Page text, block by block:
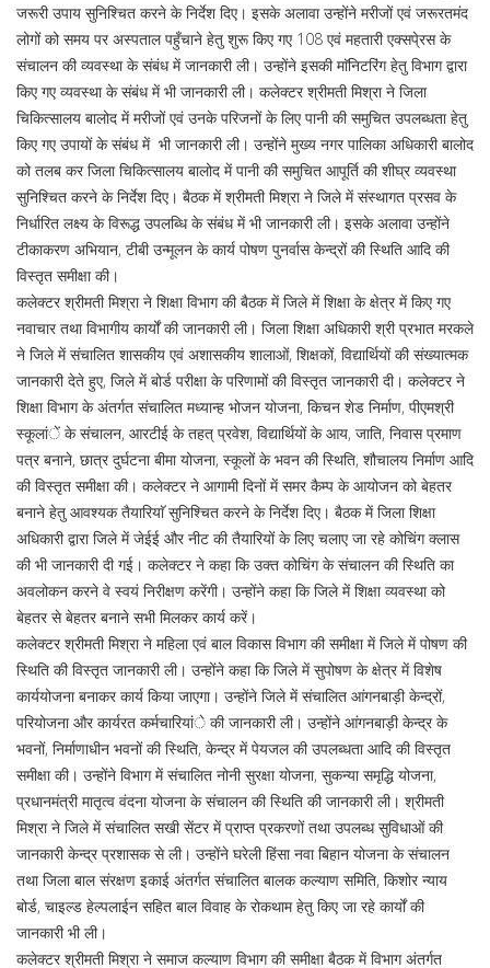
जरूरी उपाय सुनिश्चित करने के निर्देश दिए। इसके अलावा उन्होंने मरीजों एवं जरूरतमंद
लोगों को समय पर अस्पताल पहुँचाने हेतु शुरू किए गए 108 एवं महतारी एक्सपे्रस के
संचालन की व्यवस्था के संबंध में जानकारी ली। उन्होंने इसकी माॅनिटरिंग हेतु विभाग द्वारा
किए गए व्यवस्था के संबंध में भी जानकारी ली। कलेक्टर श्रीमती मिश्रा ने जिला
चिकित्सालय बालोद में मरीजों एवं उनके परिजनों के लिए पानी की समुचित उपलब्धता हेतु
किए गए उपायों के संबंध में भी जानकारी ली। उन्होंने मुख्य नगर पालिका अधिकारी बालोद
को तलब कर जिला चिकित्सालय बालोद में पानी की समुचित आपूर्ति की शीघ्र व्यवस्था
सुनिश्चित करने के निर्देश दिए। बैठक में श्रीमती मिश्रा ने जिले में संस्थागत प्रसव के
निर्धारित लक्ष्य के विरूद्ध उपलब्धि के संबंध में भी जानकारी ली। इसके अलावा उन्होंने
टीकाकरण अभियान, टीबी उन्मूलन के कार्य पोषण पुनर्वास केन्द्रों की स्थिति आदि की
विस्तृत समीक्षा की।
कलेक्टर श्रीमती मिश्रा ने शिक्षा विभाग की बैठक में जिले में शिक्षा के क्षेत्र में किए गए
नवाचार तथा विभागीय कार्यों की जानकारी ली। जिला शिक्षा अधिकारी श्री प्रभात मरकले
ने जिले में संचालित शासकीय एवं अशासकीय शालाओं, शिक्षकों, विद्यार्थियों की संख्यात्मक
जानकारी देते हुए, जिले में बोर्ड परीक्षा के परिणामों की विस्तृत जानकारी दी। कलेक्टर ने
शिक्षा विभाग के अंतर्गत संचालित मध्यान्ह भोजन योजना, किचन शेड निर्माण, पीएमश्री
स्कूलांें के संचालन, आरटीई के तहत् प्रवेश, विद्यार्थियों के आय, जाति, निवास प्रमाण
पत्र बनाने, छात्र दुर्घटना बीमा योजना, स्कूलों के भवन की स्थिति, शौचालय निर्माण आदि
की विस्तृत समीक्षा की। कलेक्टर ने आगामी दिनों में समर कैम्प के आयोजन को बेहतर
बनाने हेतु आवश्यक तैयारियाॅ सुनिश्चित करने के निर्देश दिए। बैठक में जिला शिक्षा
अधिकारी द्वारा जिले में जेईई और नीट की तैयारियों के लिए चलाए जा रहे कोचिंग क्लास
की भी जानकारी दी गई। कलेक्टर ने कहा कि उक्त कोचिंग के संचालन की स्थिति का
अवलोकन करने वे स्वयं निरीक्षण करेंगी। उन्होंने कहा कि जिले में शिक्षा व्यवस्था को
बेहतर से बेहतर बनाने सभी मिलकर कार्य करें।
कलेक्टर श्रीमती मिश्रा ने महिला एवं बाल विकास विभाग की समीक्षा में जिले में पोषण की
स्थिति की विस्तृत जानकारी ली। उन्होंने कहा कि जिले में सुपोषण के क्षेत्र में विशेष
कार्ययोजना बनाकर कार्य किया जाएगा। उन्होंने जिले में संचालित आंगनबाड़ी केन्द्रों,
परियोजना और कार्यरत कर्मचारियांे की जानकारी ली। उन्होंने आंगनबाड़ी केन्द्र के
भवनों, निर्माणाधीन भवनों की स्थिति, केन्द्र में पेयजल की उपलब्धता आदि की विस्तृत
समीक्षा की। उन्होंने विभाग में संचालित नोनी सुरक्षा योजना, सुकन्या समृद्धि योजना,
प्रधानमंत्री मातृत्व वंदना योजना के संचालन की स्थिति की जानकारी ली। श्रीमती
मिश्रा ने जिले में संचालित सखी सेंटर में प्राप्त प्रकरणों तथा उपलब्ध सुविधाओं की
जानकारी केन्द्र प्रशासक से ली। उन्होंने घरेली हिंसा नवा बिहान योजना के संचालन
तथा जिला बाल संरक्षण इकाई अंतर्गत संचालित बालक कल्याण समिति, किशोर न्याय
बोर्ड, चाइल्ड हेल्पलाईन सहित बाल विवाह के रोकथाम हेतु किए जा रहे कार्यों की
जानकारी भी ली।
कलेक्टर श्रीमती मिश्रा ने समाज कल्याण विभाग की समीक्षा बैठक में विभाग अंतर्गत